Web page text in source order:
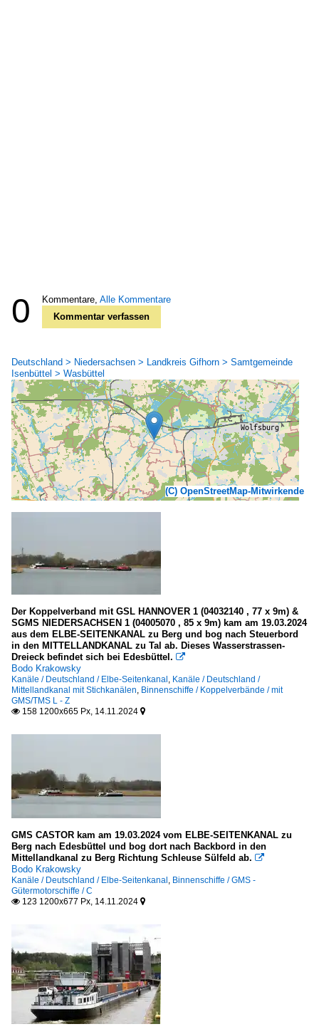
0 Kommentare, Alle Kommentare
Kommentar verfassen
Deutschland > Niedersachsen > Landkreis Gifhorn > Samtgemeinde
Isenbüttel > Wasbüttel
(C) OpenStreetMap-Mitwirkende
Der Koppelverband mit GSL HANNOVER 1 (04032140 , 77 x 9m) &
SGMS NIEDERSACHSEN 1 (04005070 , 85 x 9m) kam am 19.03.2024
aus dem ELBE-SEITENKANAL zu Berg und bog nach Steuerbord
in den MITTELLANDKANAL zu Tal ab. Dieses Wasserstrassen-
Dreieck befindet sich bei Edesbüttel. 
Bodo Krakowsky
Kanäle / Deutschland / Elbe-Seitenkanal, Kanäle / Deutschland /
Mittellandkanal mit Stichkanälen, Binnenschiffe / Koppelverbände / mit
GMS/TMS L - Z
 158 1200x665 Px, 14.11.2024 
GMS CASTOR kam am 19.03.2024 vom ELBE-SEITENKANAL zu
Berg nach Edesbüttel und bog dort nach Backbord in den
Mittellandkanal zu Berg Richtung Schleuse Sülfeld ab. 
Bodo Krakowsky
Kanäle / Deutschland / Elbe-Seitenkanal, Binnenschiffe / GMS -
Gütermotorschiffe / C
 123 1200x677 Px, 14.11.2024 